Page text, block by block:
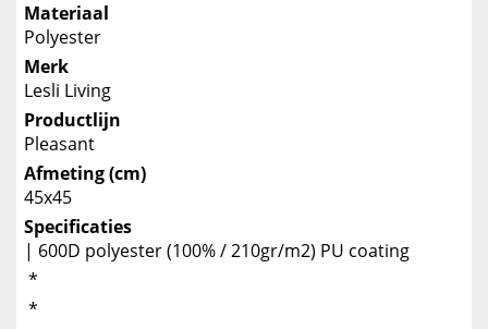
Materiaal
Polyester
Merk
Lesli Living
Productlijn
Pleasant
Afmeting (cm)
45x45
Specificaties
| 600D polyester (100% / 210gr/m2) PU coating
*
*